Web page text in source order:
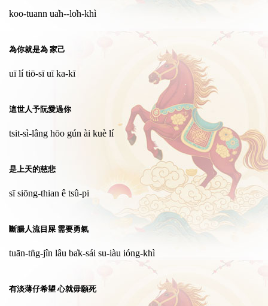
koo-tuann ua̍h--lo̍h-khì
為你就是為 家己
uī lí tiō-sī uī ka-kī
這世人予阮愛過你
tsit-sì-lâng hōo gún ài kuè lí
是上天的慈悲
sī siōng-thian ê tsû-pi
斷腸人流目屎 需要勇氣
tuān-tn̂g-jîn lâu ba̍k-sái su-iàu ióng-khì
有淡薄仔希望 心就毋願死